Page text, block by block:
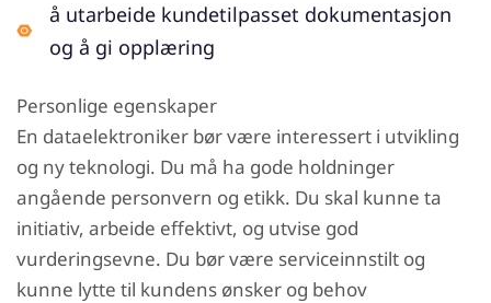
å utarbeide kundetilpasset dokumentasjon
og å gi opplæring
Personlige egenskaper
En dataelektroniker bør være interessert i utvikling
og ny teknologi. Du må ha gode holdninger
angående personvern og etikk. Du skal kunne ta
initiativ, arbeide effektivt, og utvise god
vurderingsevne. Du bør være serviceinnstilt og
kunne lytte til kundens ønsker og behov